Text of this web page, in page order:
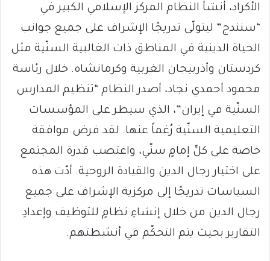
الأكراد، أنشأ النظام المركز الإسلامي الكبير في
“سنندج” ليتولّى تدريجًا الإشراف على جميع جوانب
الحياة الدينية في المناطق ذات الغالبية السنّية مثل
كردستان وأذربيجان الغربية وكرمانشاه. خلال رئاسة
محمود أحمدي نجاد، أصدر النظام “تنظيم المدارس
السنّية في إيران”، الذي سيطر على المؤسسات
التعليمية السنّية رُغماً عنها. لقد فرض موافقة
خاصة على كلِّ إمامٍ سنّي، واغتصب قدرة المجتمع
على اختيار رجال الدين والقيادة الروحية. أدّت هذه
السياسات تدريجًا إلى مركزية الإشراف على جميع
رجال الدين من خلال إنشاءِ نظامٍ للتوظيف وإعدادِ
التقارير بحيث يتم التحكّم في أنشطتهم.